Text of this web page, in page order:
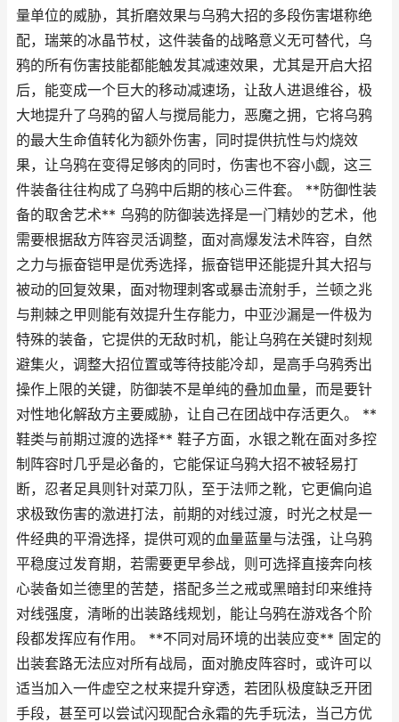
量单位的威胁，其折磨效果与乌鸦大招的多段伤害堪称绝
配，瑞莱的冰晶节杖，这件装备的战略意义无可替代，乌
鸦的所有伤害技能都能触发其减速效果，尤其是开启大招
后，能变成一个巨大的移动减速场，让敌人进退维谷，极
大地提升了乌鸦的留人与搅局能力，恶魔之拥，它将乌鸦
的最大生命值转化为额外伤害，同时提供抗性与灼烧效
果，让乌鸦在变得足够肉的同时，伤害也不容小觑，这三
件装备往往构成了乌鸦中后期的核心三件套。 **防御性装
备的取舍艺术** 乌鸦的防御装选择是一门精妙的艺术，他
需要根据敌方阵容灵活调整，面对高爆发法术阵容，自然
之力与振奋铠甲是优秀选择，振奋铠甲还能提升其大招与
被动的回复效果，面对物理刺客或暴击流射手，兰顿之兆
与荆棘之甲则能有效提升生存能力，中亚沙漏是一件极为
特殊的装备，它提供的无敌时机，能让乌鸦在关键时刻规
避集火，调整大招位置或等待技能冷却，是高手乌鸦秀出
操作上限的关键，防御装不是单纯的叠加血量，而是要针
对性地化解敌方主要威胁，让自己在团战中存活更久。 **
鞋类与前期过渡的选择** 鞋子方面，水银之靴在面对多控
制阵容时几乎是必备的，它能保证乌鸦大招不被轻易打
断，忍者足具则针对菜刀队，至于法师之靴，它更偏向追
求极致伤害的激进打法，前期的对线过渡，时光之杖是一
件经典的平滑选择，提供可观的血量蓝量与法强，让乌鸦
平稳度过发育期，若需要更早参战，则可选择直接奔向核
心装备如兰德里的苦楚，搭配多兰之戒或黑暗封印来维持
对线强度，清晰的出装路线规划，能让乌鸦在游戏各个阶
段都发挥应有作用。 **不同对局环境的出装应变** 固定的
出装套路无法应对所有战局，面对脆皮阵容时，或许可以
适当加入一件虚空之杖来提升穿透，若团队极度缺乏开团
手段，甚至可以尝试闪现配合永霜的先手玩法，当己方优